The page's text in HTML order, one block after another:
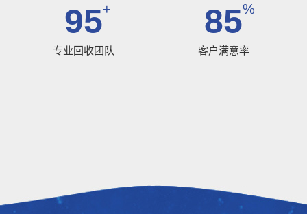
100
专业回收团队
90%
客户满意率